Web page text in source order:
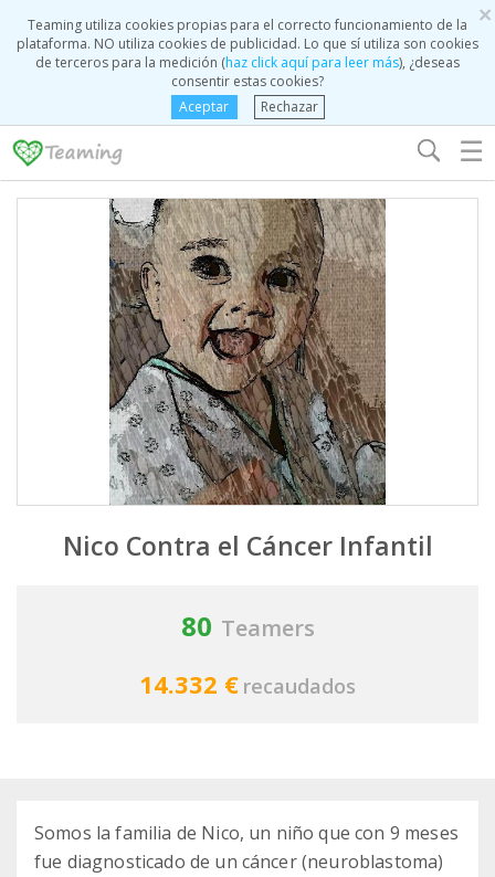
×
Teaming utiliza cookies propias para el correcto funcionamiento de la
plataforma. NO utiliza cookies de publicidad. Lo que sí utiliza son cookies
de terceros para la medición (haz click aquí para leer más), ¿deseas
consentir estas cookies?
Aceptar
Rechazar
☰
Nico Contra el Cáncer Infantil
80 Teamers
14.332 € recaudados
Somos la familia de Nico, un niño que con 9 meses
fue diagnosticado de un cáncer (neuroblastoma)